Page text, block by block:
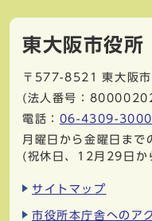
東大阪市役所
〒577-8521
東大阪
(法人番号：
電話： 06-4309-3000
月曜日から金曜日ま
(祝休日、12月29日か
サイトマップ
市役所本庁舎へのア